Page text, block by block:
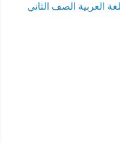
العربية الصف الثاني